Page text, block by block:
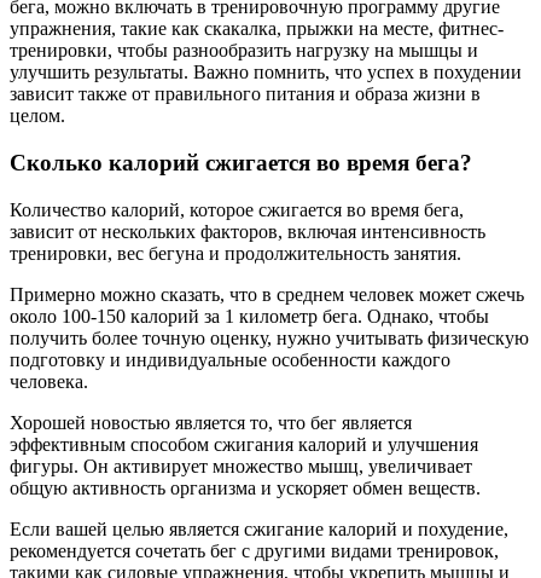
бега, можно включать в тренировочную программу другие
упражнения, такие как скакалка, прыжки на месте, фитнес-
тренировки, чтобы разнообразить нагрузку на мышцы и
улучшить результаты. Важно помнить, что успех в похудении
зависит также от правильного питания и образа жизни в
целом.
Сколько калорий сжигается во время бега?
Количество калорий, которое сжигается во время бега,
зависит от нескольких факторов, включая интенсивность
тренировки, вес бегуна и продолжительность занятия.
Примерно можно сказать, что в среднем человек может сжечь
около 100-150 калорий за 1 километр бега. Однако, чтобы
получить более точную оценку, нужно учитывать физическую
подготовку и индивидуальные особенности каждого
человека.
Хорошей новостью является то, что бег является
эффективным способом сжигания калорий и улучшения
фигуры. Он активирует множество мышц, увеличивает
общую активность организма и ускоряет обмен веществ.
Если вашей целью является сжигание калорий и похудение,
рекомендуется сочетать бег с другими видами тренировок,
такими как силовые упражнения, чтобы укрепить мышцы и